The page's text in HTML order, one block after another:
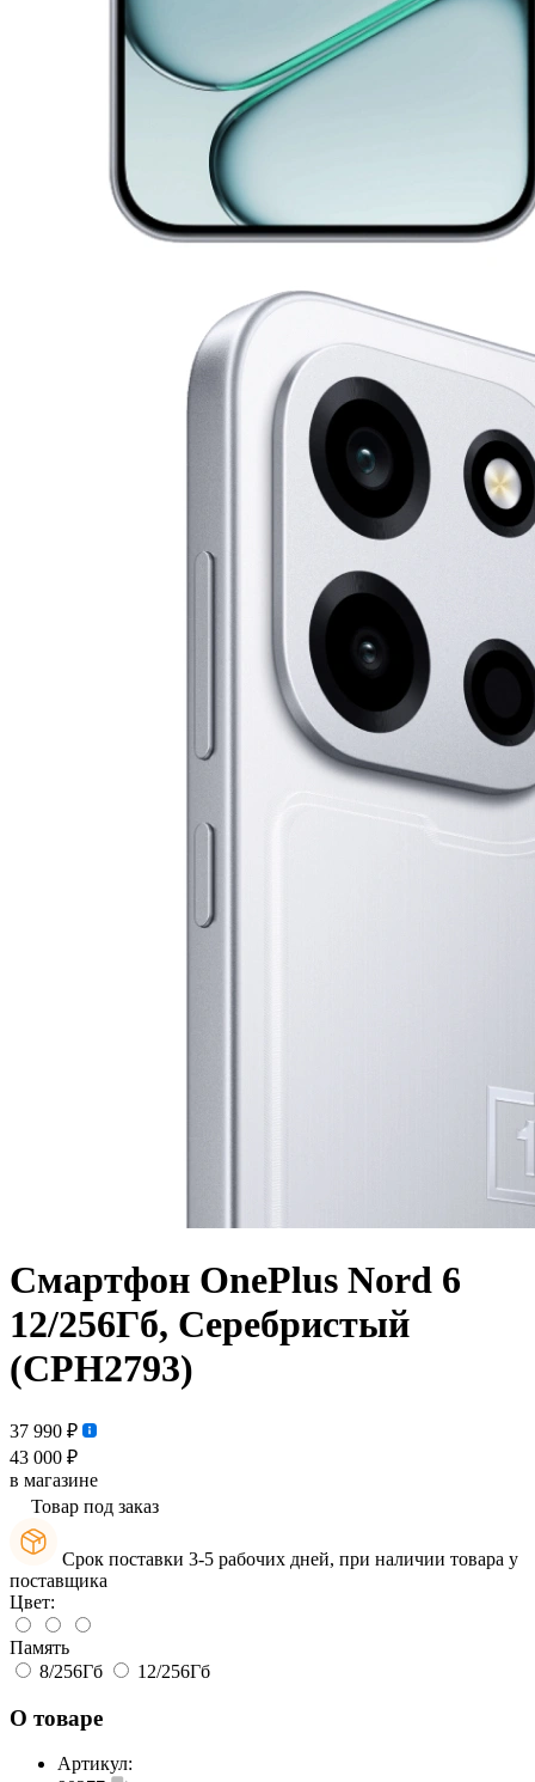
Смартфон OnePlus Nord 6
12/256Гб, Серебристый
(CPH2793)
37 990 ₽
43 000 ₽
в магазине
Товар под заказ
Срок поставки 3-5 рабочих дней, при наличии товара у
поставщика
Цвет:
Память
8/256Гб
12/256Гб
О товаре
Артикул: